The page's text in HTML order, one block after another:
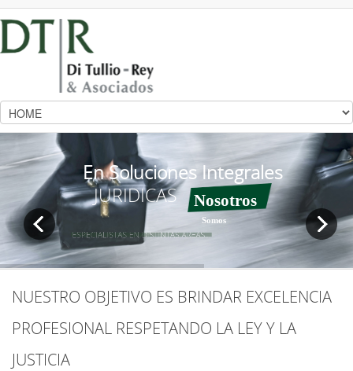
En Soluciones Integrales
JURIDICAS
Somos
Nosotros
ESPECIALISTAS EN DISTINTAS AREAS...
NUESTRO OBJETIVO ES BRINDAR EXCELENCIA
PROFESIONAL RESPETANDO LA LEY Y LA
JUSTICIA